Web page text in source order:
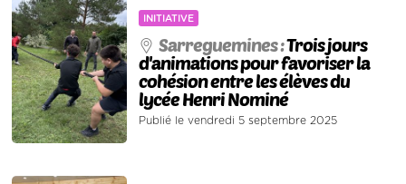
INITIATIVE
Sarreguemines :Trois jours
d'animations pour favoriser la
cohésion entre les élèves du
lycée Henri Nominé
Publié le vendredi 5 septembre 2025